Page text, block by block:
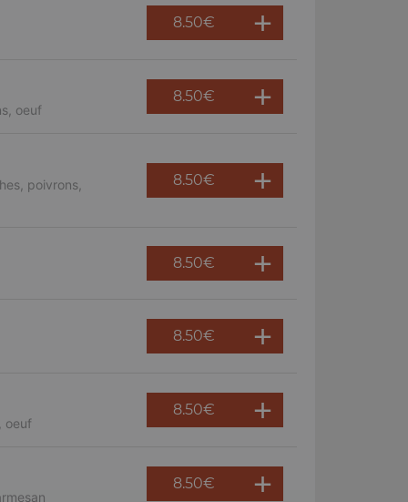
8.50€
oeuf
8.50€
poivrons,
8.50€
8.50€
8.50€
oeuf
8.50€
8.50€